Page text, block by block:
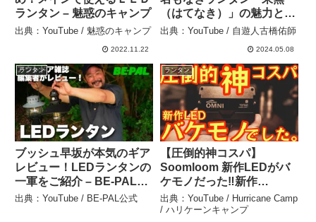
ランタン – 魅惑のキャンプ
出典：YouTube / 魅惑のキャンプ
2022.11.22
（はてなき）」の魅力と実
用性を徹底解説』 – 自遊人
出典：YouTube / 自遊人古橋佑師
2024.05.08
ランタン
ブッシュ早坂が本気のギア
レビュー！LEDランタンの
一軍をご紹介 – BE-PAL公
式
出典：YouTube / BE-PAL公式
ランタン
【圧倒的神コスパ】
Soomloom 新作LEDがバ
ケモノだった‼️新作
LED『OMNI』徹底比較レ
ビュー🔥スリムライトミニ
出典：YouTube / Hurricane Camp
/ ハリケーンキャンプ